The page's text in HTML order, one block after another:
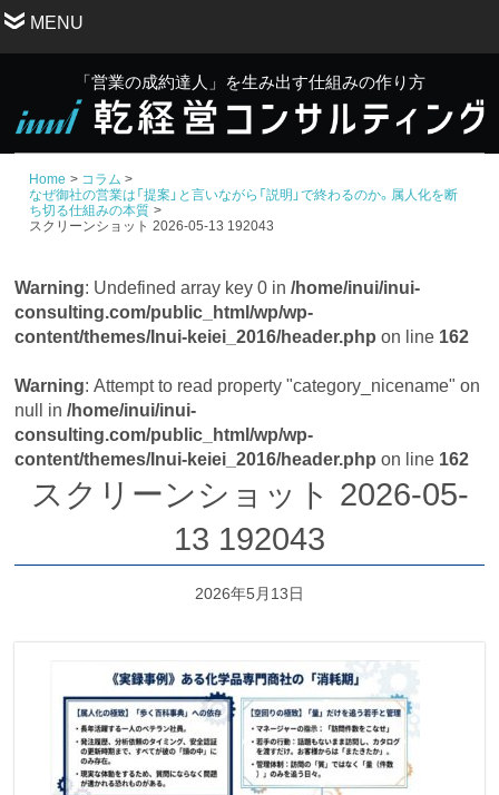
MENU
「営業の成約達人」を生み出す仕組みの作り方
Home
コラム
なぜ御社の営業は「提案」と言いながら「説明」で終わるのか。属人化を断
ち切る仕組みの本質
スクリーンショット 2026-05-13 192043
Warning : Undefined array key 0 in/home/inui/inui-
consulting.com/public_html/wp/wp-
content/themes/Inui-keiei_2016/header.php on line 162
Warning: Attempt to read property "category_nicename" on
null in/home/inui/inui-
consulting.com/public_html/wp/wp-
content/themes/Inui-keiei_2016/header.php on line 162
スクリーンショット 2026-05-
13 192043
2026年5月13日